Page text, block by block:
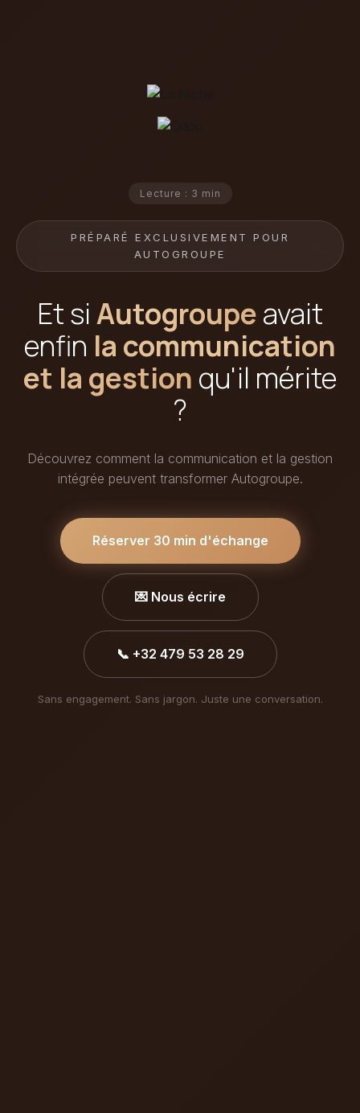
Lecture : 3 min
PRÉPARÉ EXCLUSIVEMENT POUR
AUTOGROUPE
Et siAutogroupeavait
enfin la communication
et la gestion qu'il mérite
?
Découvrez comment la communication et la gestion
intégrée peuvent transformer Autogroupe.
Réserver 30 min d'échange
💌 Nous écrire
📞 +32 479 53 28 29
Sans engagement. Sans jargon. Juste une conversation.